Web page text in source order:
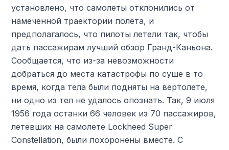
установлено, что самолеты отклонились от
намеченной траектории полета, и
предполагалось, что пилоты летели так, чтобы
дать пассажирам лучший обзор Гранд-Каньона.
Сообщается, что из-за невозможности
добраться до места катастрофы по суше в то
время, когда тела были подняты на вертолете,
ни одно из тел не удалось опознать. Так, 9 июля
1956 года останки 66 человек из 70 пассажиров,
летевших на самолете Lockheed Super
Constellation, были похоронены вместе. С